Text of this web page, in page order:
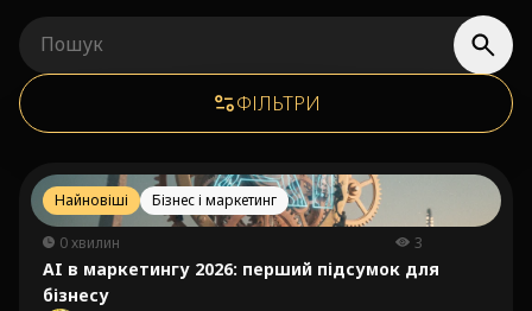
ФІЛЬТРИ
Найновіші Бізнес і маркетинг
0 хвилин 3
AI в маркетингу 2026: перший підсумок для
бізнесу